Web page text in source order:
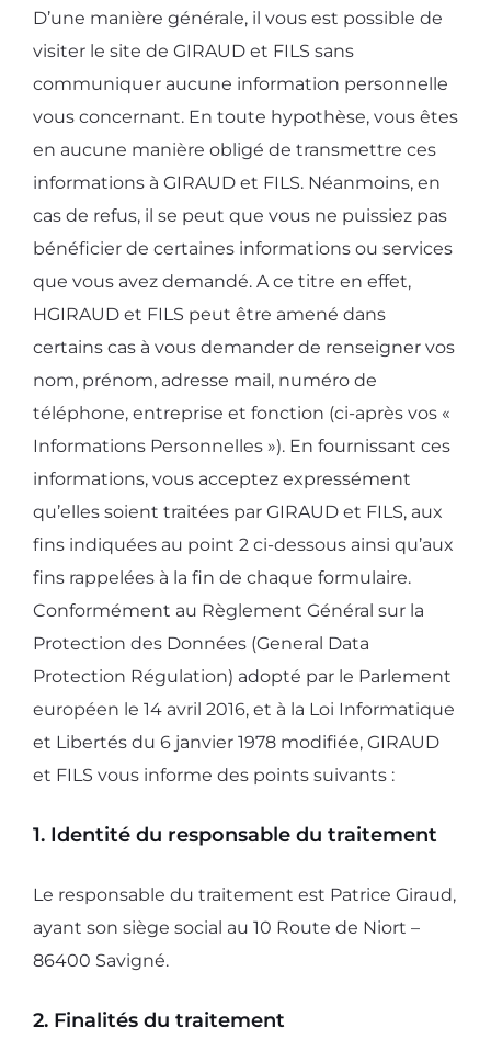
D’une manière générale, il vous est possible de
visiter le site de GIRAUD et FILS sans
communiquer aucune information personnelle
vous concernant. En toute hypothèse, vous êtes
en aucune manière obligé de transmettre ces
informations à GIRAUD et FILS. Néanmoins, en
cas de refus, il se peut que vous ne puissiez pas
bénéficier de certaines informations ou services
que vous avez demandé. A ce titre en effet,
HGIRAUD et FILS peut être amené dans
certains cas à vous demander de renseigner vos
nom, prénom, adresse mail, numéro de
téléphone, entreprise et fonction (ci-après vos «
Informations Personnelles »). En fournissant ces
informations, vous acceptez expressément
qu’elles soient traitées par GIRAUD et FILS, aux
fins indiquées au point 2 ci-dessous ainsi qu’aux
fins rappelées à la fin de chaque formulaire.
Conformément au Règlement Général sur la
Protection des Données (General Data
Protection Régulation) adopté par le Parlement
européen le 14 avril 2016, et à la Loi Informatique
et Libertés du 6 janvier 1978 modifiée, GIRAUD
et FILS vous informe des points suivants :
1. Identité du responsable du traitement
Le responsable du traitement est Patrice Giraud,
ayant son siège social au 10 Route de Niort –
86400 Savigné.
2. Finalités du traitement